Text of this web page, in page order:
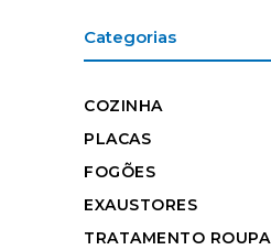
Categorias
COZINHA
PLACAS
FOGÕES
EXAUSTORES
TRATAMENTO ROUPA